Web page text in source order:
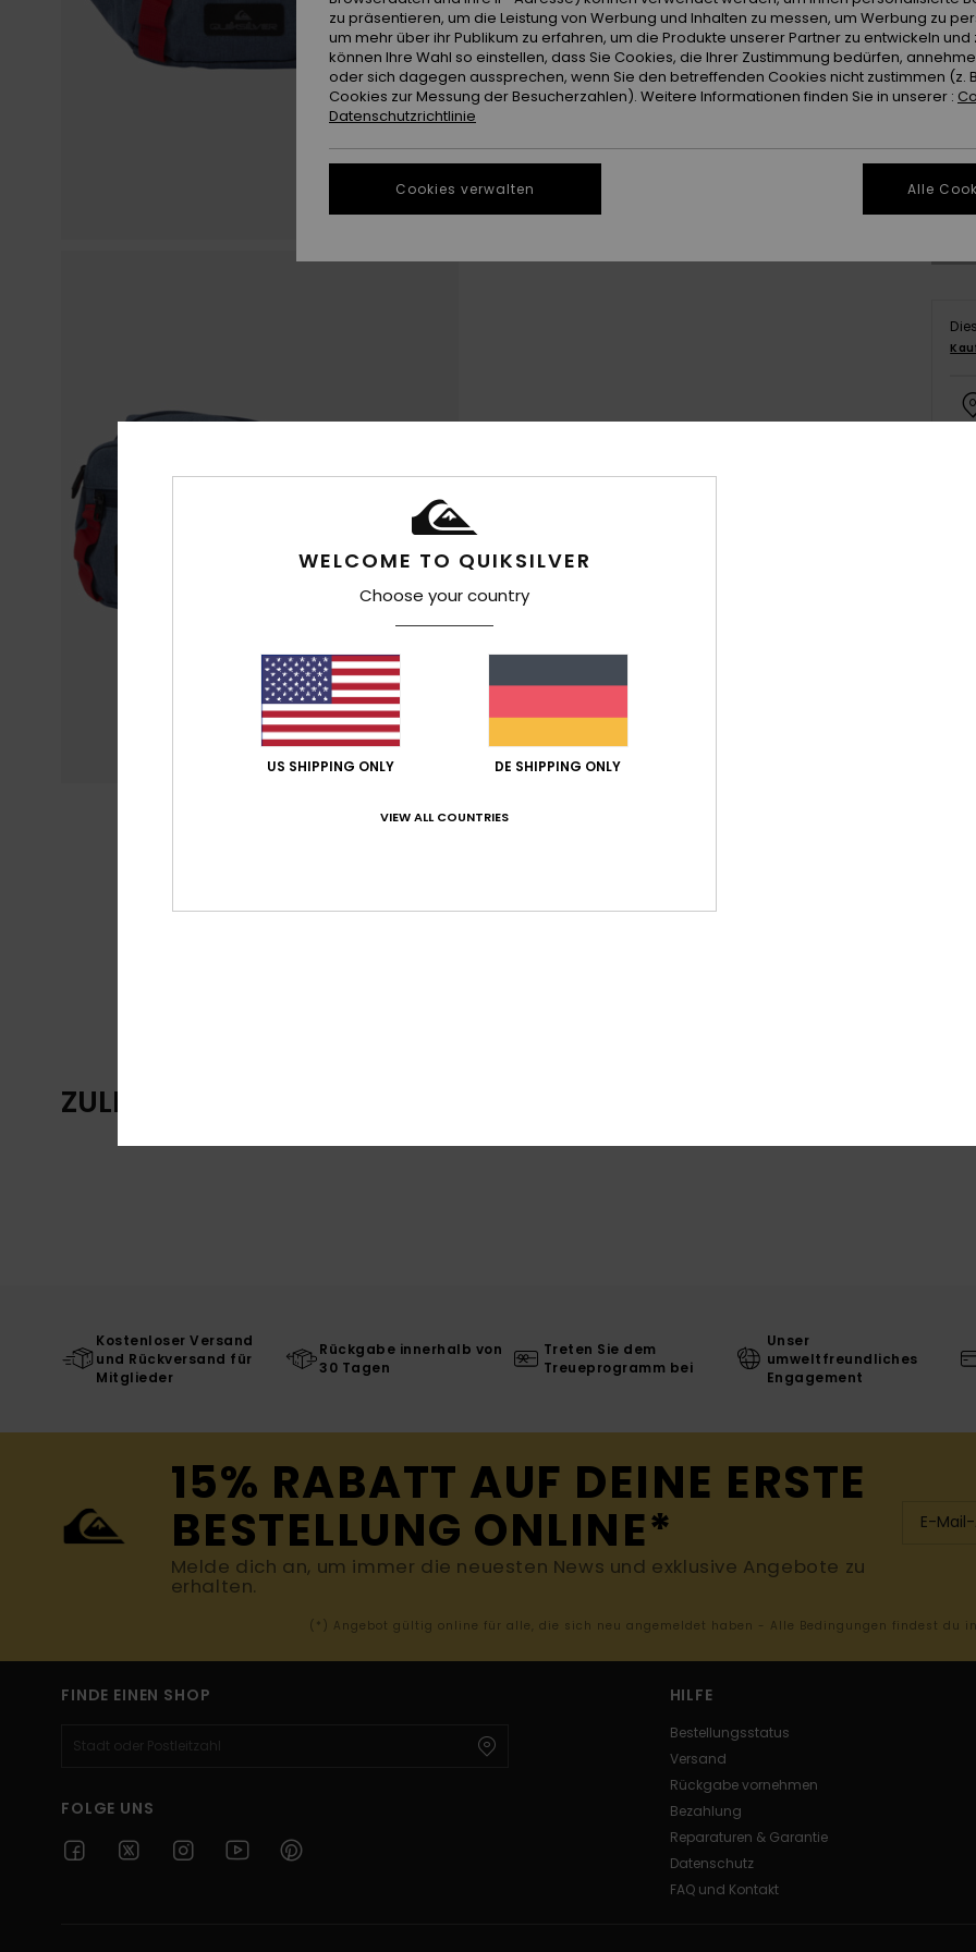
ZULETZT ANGESEHENE ARTIKEL
Kostenloser Versand
und Rückversand für
Mitglieder
Rückgabe innerhalb von
30 Tagen
Treten Sie dem
Treueprogramm bei
Unser
umweltfreundliches
Engagement
15% RABATT AUF DEINE ERSTE
BESTELLUNG ONLINE*
Melde dich an, um immer die neuesten News und exklusive Angebote zu
erhalten.
(*) Angebot gültig online für alle, die sich neu angemeldet haben - Alle Bedingungen findest du
FINDE EINEN SHOP
FOLGE UNS
HILFE
Bestellungsstatus
Versand
Rückgabe vornehmen
Bezahlung
Reparaturen & Garantie
Datenschutz
FAQ und Kontakt
WELCOME TO QUIKSILVER
Choose your country
US SHIPPING ONLY DE SHIPPING ONLY
VIEW ALL COUNTRIES
zu präsentieren, um die Leistung von Werbung und Inhalten zu messen, um Werbung zu
um mehr über ihr Publikum zu erfahren, um die Produkte unserer Partner zu entwickeln und
können Ihre Wahl so einstellen, dass Sie Cookies, die Ihrer Zustimmung bedürfen,
oder sich dagegen aussprechen, wenn Sie den betreffenden Cookies nicht zustimmen (z.
Cookies zur Messung der Besucherzahlen). Weitere Informationen finden Sie in unserer :
Datenschutzrichtlinie
Cookies verwalten Alle